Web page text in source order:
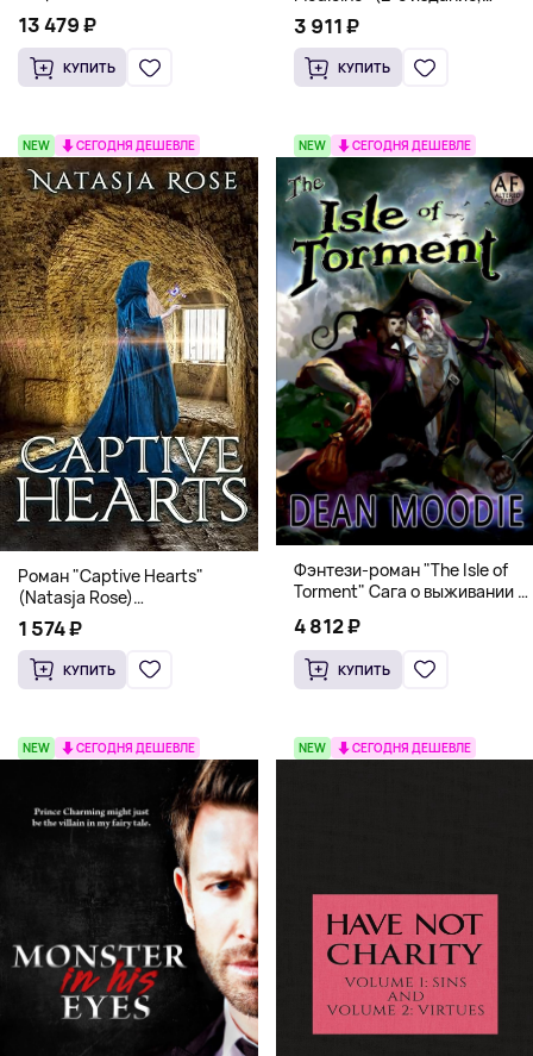
(Мягкий переплет,
Английский язык)
13 479 ₽
КУПИТЬ
Мягкая обложка) Dr. Thomas
Watchman
3 911 ₽
КУПИТЬ
NEW СЕГОДНЯ ДЕШЕВЛЕ
Роман "Captive Hearts"
(Natasja Rose)
Романтическое фэнтези
1 574 ₽
КУПИТЬ
NEW СЕГОДНЯ ДЕШЕВЛЕ
Фэнтези-роман "The Isle of
Torment" Сага о выживании и
4 812 ₽
КУПИТЬ
NEW СЕГОДНЯ ДЕШЕВЛЕ NEW СЕГОДНЯ ДЕШЕВЛЕ